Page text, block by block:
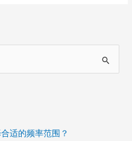
适的频率范围？